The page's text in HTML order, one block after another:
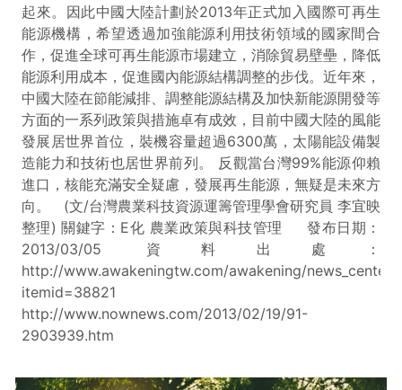
起來。因此中國大陸計劃於2013年正式加入國際可再生
能源機構，希望透過加強能源利用技術領域的國家間合
作，促進全球可再生能源市場建立，消除貿易壁壘，降低
能源利用成本，促進國內能源結構調整的步伐。近年來，
中國大陸在節能減排、調整能源結構及加快新能源開發等
方面的一系列政策與措施卓有成效，目前中國大陸的風能
發展居世界首位，裝機容量超過6300萬，太陽能設備製
造能力和技術也居世界前列。 反觀當台灣99%能源仰賴
進口，核能充滿安全疑慮，發展再生能源，無疑是未來方
向。 (文/台灣農業科技資源運籌管理學會研究員 李宜映
整理) 關鍵字：E化 農業政策與科技管理 發布日期：
2013/03/05 資料出處：
http://www.awakeningtw.com/awakening/news_center/
itemid=38821
http://www.nownews.com/2013/02/19/91-
2903939.htm